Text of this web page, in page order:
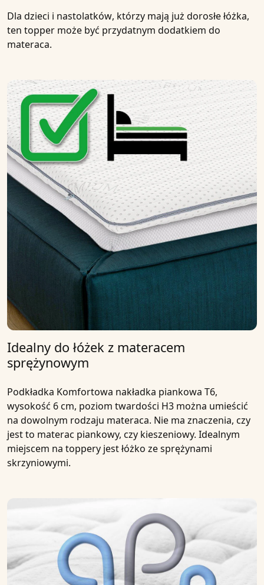
Dla dzieci i nastolatków, którzy mają już dorosłe łóżka,
ten topper może być przydatnym dodatkiem do
materaca.
Idealny do łóżek z materacem
sprężynowym
Podkładka Komfortowa nakładka piankowa T6,
wysokość 6 cm, poziom twardości H3 można umieścić
na dowolnym rodzaju materaca. Nie ma znaczenia, czy
jest to materac piankowy, czy kieszeniowy. Idealnym
miejscem na toppery jest łóżko ze sprężynami
skrzyniowymi.